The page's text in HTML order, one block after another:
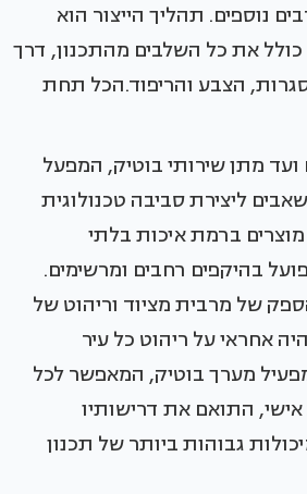
נוספים. תהליך הייצור הוא
כולל את כל השלבים מהתכנון, דרך
הצבע והריפוד.הכל תחת
ועד מתן שירותי בוטיק, המפעל
ליצירת סביבה טכנולוגית
ברמת איכות בלתי
בהיקפים רחבים ומרשימים.
של מרבית מציוד וריהוט של
אחראי על ריהוט כל עיר
מערך בוטיק, המאפשר לכל
התואם את דרישותיו
גבוהות ביותר של תכנון